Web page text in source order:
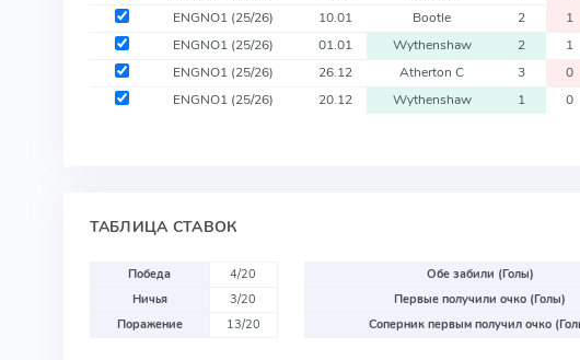
ENGNO1 (25/26) 10.01 Bootle 2 1
ENGNO1 (25/26) 01.01 Wythenshaw 2 1
ENGNO1 (25/26) 26.12 Atherton C 3 0
ENGNO1 (25/26) 20.12 Wythenshaw 1 0
ТАБЛИЦА СТАВОК
Победа
4/20
Ничья
3/20
Поражение
13/20
Обе забили (Голы)
Первые получили очко (Голы)
Соперник первым получил очко